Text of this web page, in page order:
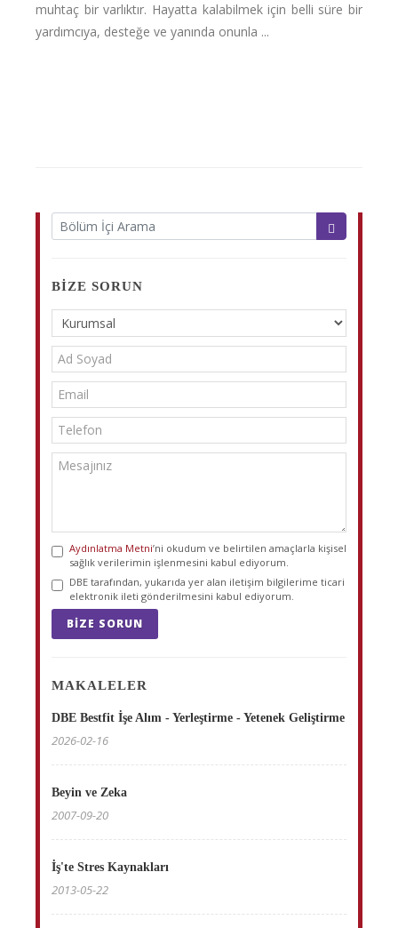
muhtaç bir varlıktır. Hayatta kalabilmek için belli süre bir
yardımcıya, desteğe ve yanında onunla ...
BIZE SORUN
Aydınlatma Metni’ni okudum ve belirtilen amaçlarla kişisel
sağlık verilerimin işlenmesini kabul ediyorum.
DBE tarafından, yukarıda yer alan iletişim bilgilerime ticari
elektronik ileti gönderilmesini kabul ediyorum.
BIZE SORUN
MAKALELER
DBE Bestfit İşe Alım - Yerleştirme - Yetenek Geliştirme
2026-02-16
Beyin ve Zeka
2007-09-20
İş'te Stres Kaynakları
2013-05-22